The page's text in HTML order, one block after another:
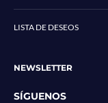
LISTA DE DESEOS
NEWSLETTER
SÍGUENOS